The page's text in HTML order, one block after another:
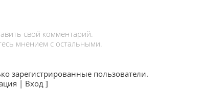
свой комментарий.
мнением с остальными.
зарегистрированные пользователи.
| Вход]